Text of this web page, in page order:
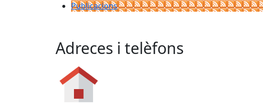
Publicacions
Adreces i telèfons